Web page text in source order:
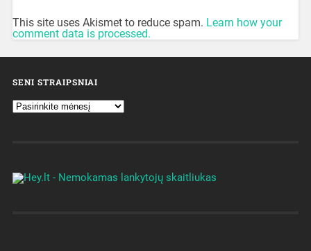
This site uses Akismet to reduce spam. Learn how your
comment data is processed.
SENI STRAIPSNIAI